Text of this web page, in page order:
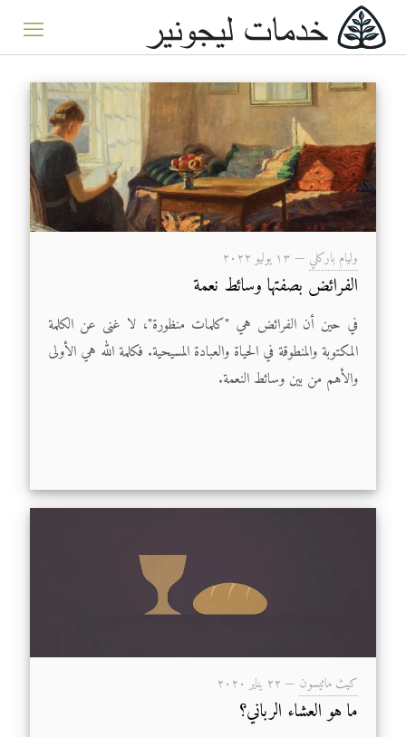
وليام باركلي — ۱۳ يوليو ۲۰۲۲
الفرائض بصفتها وسائط نعمة
في حين أن الفرائض هي "كلمات منظورة"، لا غنى عن الكلمة
المكتوبة والمنطوقة في الحياة والعبادة المسيحية. فكلمة الله هي الأولى
والأهم من بين وسائط النعمة.
كيث ماثيسون — ۲۲ يناير ۲۰۲۰
ما هو العشاء الرباني؟